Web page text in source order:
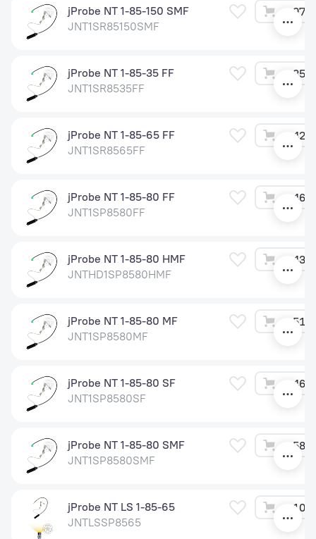
jProbe NT 1-85-150 SMF
JNT1SR85150SMF
97
jProbe NT 1-85-35 FF
JNT1SR8535FF
35
jProbe NT 1-85-65 FF
JNT1SR8565FF
42
jProbe NT 1-85-80 FF
JNT1SP8580FF
46
jProbe NT 1-85-80 HMF
JNTHD1SP8580HMF
43
jProbe NT 1-85-80 MF
JNT1SP8580MF
51
jProbe NT 1-85-80 SF
JNT1SP8580SF
46
jProbe NT 1-85-80 SMF
JNT1SP8580SMF
58
jProbe NT LS 1-85-65
JNTLSSP8565
10